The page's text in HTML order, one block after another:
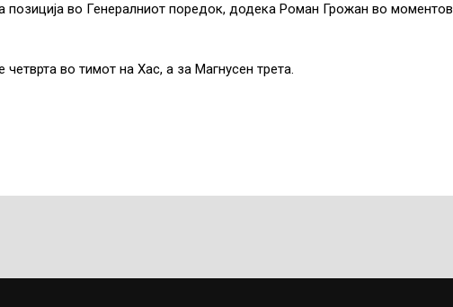
позиција во Генералниот поредок, додека Роман Грожан во моментов
во тимот на Хас, а за Магнусен трета.